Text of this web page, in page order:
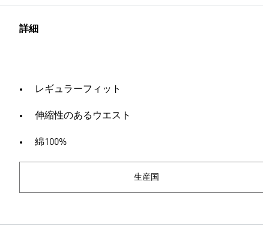
詳細
レギュラーフィット
伸縮性のあるウエスト
綿100%
生産国